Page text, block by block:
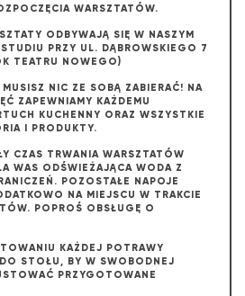
WARSZTATÓW.
ODBYWAJĄ SIĘ W NASZYM
PRZY UL. DĄBROWSKIEGO 7
TEATRU NOWEGO)
NIC ZE SOBĄ ZABIERAĆ! NA
ZAPEWNIAMY KAŻDEMU
KUCHENNY ORAZ WSZYSTKIE
I PRODUKTY.
CZAS TRWANIA WARSZTATÓW
WAS ODŚWIEŻAJĄCA WODA Z
POZOSTAŁE NAPOJE
NA MIEJSCU W TRAKCIE
POPROŚ OBSŁUGĘ O
KAŻDEJ POTRAWY
STOŁU, BY W SWOBODNEJ
PRZYGOTOWANE